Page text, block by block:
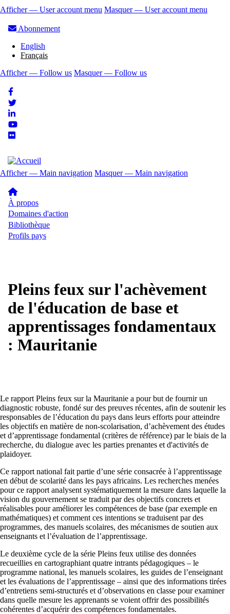
Aller
contenu
User
account
menu
Afficher — User account menu Masquer — User account menu
Abonnement
English
Français
Follow
us
Afficher — Follow us Masquer — Follow us
Main
navigation
Afficher — Main navigation Masquer — Main navigation
À propos
Domaines d'action
Bibliothèque
Profils pays
Pleins feux sur l'achèvement
de l'éducation de base et
apprentissages fondamentaux
: Mauritanie
Le rapport Pleins feux sur la Mauritanie a pour but de fournir un
diagnostic robuste, fondé sur des preuves récentes, afin de soutenir les
responsables de l’éducation du pays dans leurs efforts pour atteindre
les objectifs en matière de non-scolarisation, d’achèvement des études
et d’apprentissage fondamental (critères de référence) par le biais de la
recherche, du dialogue avec les parties prenantes et d'activités de
plaidoyer.
Ce rapport national fait partie d’une série consacrée à l’apprentissage
en début de scolarité dans les pays africains. Les recherches menées
pour ce rapport analysent systématiquement la mesure dans laquelle la
vision du gouvernement se traduit par des objectifs concrets et
réalisables pour améliorer les compétences de base (par exemple en
mathématiques) et comment ces intentions se traduisent par des
programmes, des manuels scolaires, des mécanismes de soutien aux
enseignants et l’évaluation de l’apprentissage.
Le deuxième cycle de la série Pleins feux utilise des données
recueillies en cartographiant quatre intrants pédagogiques – le
programme national, les manuels scolaires, les guides de l’enseignant
et les évaluations de l’apprentissage – ainsi que des informations tirées
d’entretiens semi-structurés et d’observations en classe pour examiner
dans quelle mesure les apprenants se voient offrir des possibilités
cohérentes d’acquérir des compétences fondamentales.